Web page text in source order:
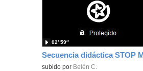
Contenido educativo.
subido por Belén C.
02′ 59″